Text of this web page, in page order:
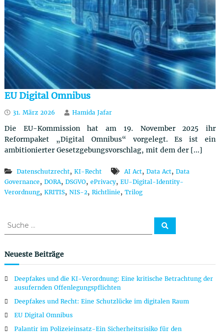
z
r
e
c
t
EU Digital Omnibus
31. März 2026 Hamida Jafar
Die EU-Kommission hat am 19. November 2025 ihr
Reformpaket „Digital Omnibus“ vorgelegt. Es ist ein
ambitionierter Gesetzgebungsvorschlag, mit dem der […]
Datenschutzrecht, KI-Recht AI Act, Data Act, Data
Governance, DORA, DSGVO, ePrivacy, EU-Digital-Identity-
Verordnung, KRITIS, NIS-2, Richtlinie, Trilog
h
e
a
h
:
S
Neueste Beiträge
Deepfakes und die KI-Verordnung: Eine kritische Betrachtung der
ausufernden Offenlegungspflichten
Deepfakes und Recht: Eine Schutzlücke im digitalen Raum
EU Digital Omnibus
Palantir im Polizeieinsatz-Ein Sicherheitsrisiko für den